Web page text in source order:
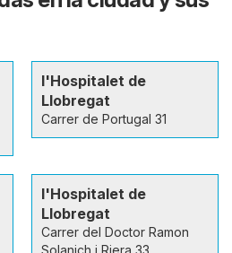
l'Hospitalet de
Llobregat
Carrer de Portugal 31
l'Hospitalet de
Llobregat
Carrer del Doctor Ramon
Solanich i Riera 33